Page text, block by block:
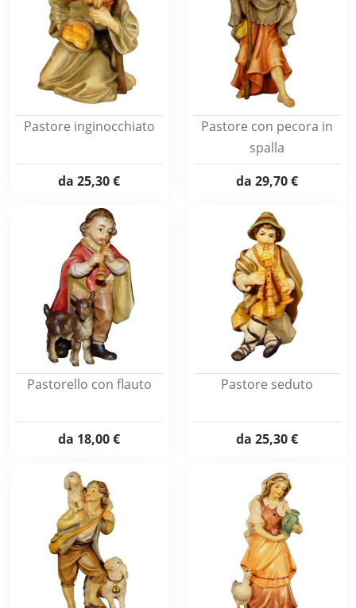
Pastore inginocchiato
da 25,30 €
Pastore con pecora in
spalla
da 29,70 €
Pastorello con flauto
da 18,00 €
Pastore seduto
da 25,30 €